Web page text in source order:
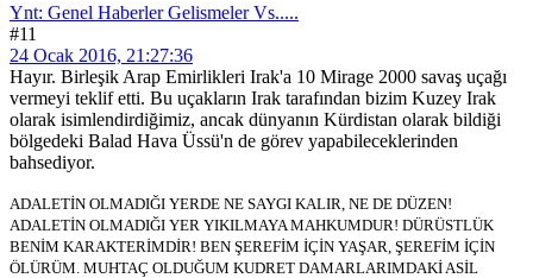
Ynt: Genel Haberler Gelismeler Vs.....
#11
24 Ocak 2016, 21:27:36
Hayır. Birleşik Arap Emirlikleri Irak'a 10 Mirage 2000 savaş uçağı
vermeyi teklif etti. Bu uçakların Irak tarafından bizim Kuzey Irak
olarak isimlendirdiğimiz, ancak dünyanın Kürdistan olarak bildiği
bölgedeki Balad Hava Üssü'n de görev yapabileceklerinden
bahsediyor.
ADALETİN OLMADIĞI YERDE NE SAYGI KALIR, NE DE DÜZEN!
ADALETİN OLMADIĞI YER YIKILMAYA MAHKUMDUR! DÜRÜSTLÜK
BENİM KARAKTERİMDİR! BEN ŞEREFİM İÇİN YAŞAR, ŞEREFİM İÇİN
ÖLÜRÜM. MUHTAÇ OLDUĞUM KUDRET DAMARLARIMDAKİ ASİL